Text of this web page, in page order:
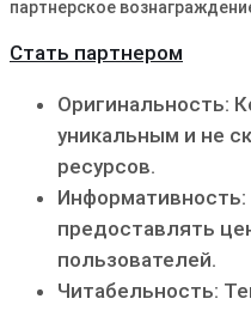
партнерское
Стать партнером
Оригинальность:
уникальным и не
ресурсов․
предоставлять
пользователей․
Читабельность: